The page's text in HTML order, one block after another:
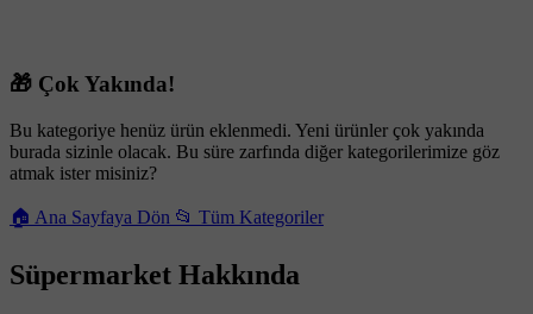
🎁 Çok Yakında!
Bu kategoriye henüz ürün eklenmedi. Yeni ürünler çok yakında
burada sizinle olacak. Bu süre zarfında diğer kategorilerimize göz
atmak ister misiniz?
🏠 Ana Sayfaya Dön 📂 Tüm Kategoriler
Süpermarket Hakkında